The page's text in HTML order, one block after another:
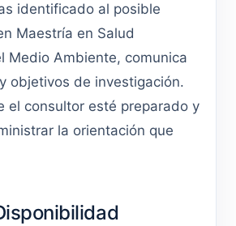
identificado al posible
Maestría en Salud
Medio Ambiente, comunica
objetivos de investigación.
el consultor esté preparado y
la orientación que